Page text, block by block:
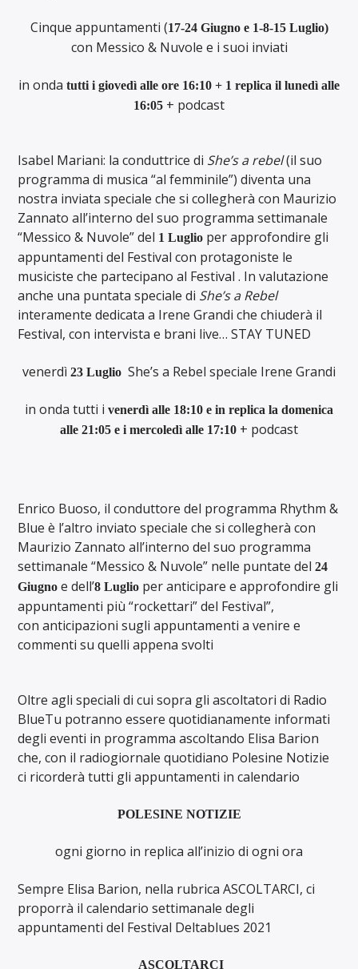
Cinque appuntamenti (17-24 Giugno e 1-8-15 Luglio)
con Messico & Nuvole e i suoi inviati
in onda tutti i giovedì alle ore 16:10 + 1 replica il lunedì alle
16:05 + podcast
Isabel Mariani: la conduttrice di She’s a rebel(il suo
programma di musica “al femminile”) diventa una
nostra inviata speciale che si collegherà con Maurizio
Zannato all’interno del suo programma settimanale
“Messico & Nuvole” del 1 Luglio per approfondire gli
appuntamenti del Festival con protagoniste le
musiciste che partecipano al Festival . In valutazione
anche una puntata speciale di She’s a Rebel
interamente dedicata a Irene Grandi che chiuderà il
Festival, con intervista e brani live… STAY TUNED
venerdì 23 Luglio She’s a Rebel speciale Irene Grandi
in onda tutti i venerdì alle 18:10 e in replica la domenica
alle 21:05 e i mercoledì alle 17:10 + podcast
Enrico Buoso, il conduttore del programma Rhythm &
Blue è l’altro inviato speciale che si collegherà con
Maurizio Zannato all’interno del suo programma
settimanale “Messico & Nuvole” nelle puntate del24
Giugno e dell’8 Luglio per anticipare e approfondire gli
appuntamenti più “rockettari” del Festival”,
con anticipazioni sugli appuntamenti a venire e
commenti su quelli appena svolti
Oltre agli speciali di cui sopra gli ascoltatori di Radio
BlueTu potranno essere quotidianamente informati
degli eventi in programma ascoltando Elisa Barion
che, con il radiogiornale quotidiano Polesine Notizie
ci ricorderà tutti gli appuntamenti in calendario
POLESINE NOTIZIE
ogni giorno in replica all’inizio di ogni ora
Sempre Elisa Barion, nella rubrica ASCOLTARCI, ci
proporrà il calendario settimanale degli
appuntamenti del Festival Deltablues 2021
ASCOLTARCI